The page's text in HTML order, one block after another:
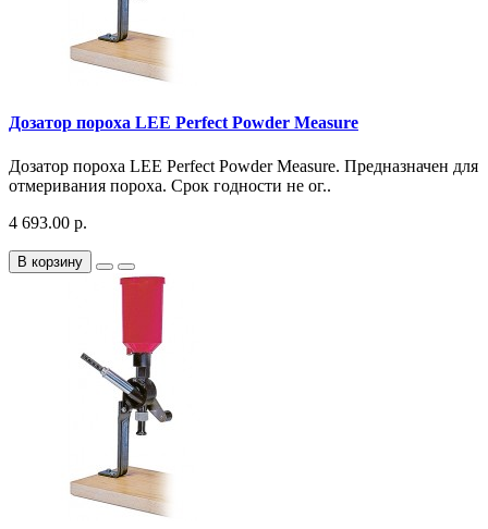
Дозатор пороха LEE Perfect Powder Measure
Дозатор пороха LEE Perfect Powder Measure. Предназначен для
отмеривания пороха. Срок годности не ог..
4 693.00 р.
В корзину